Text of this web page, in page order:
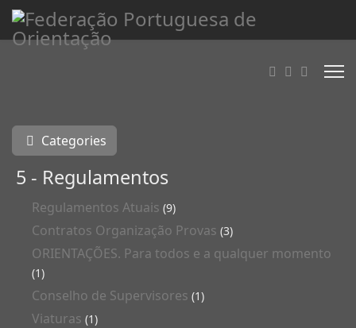
Categories
5 - Regulamentos
Regulamentos Atuais (9)
Contratos Organização Provas (3)
ORIENTAÇÕES. Para todos e a qualquer momento
(1)
Conselho de Supervisores (1)
Viaturas (1)